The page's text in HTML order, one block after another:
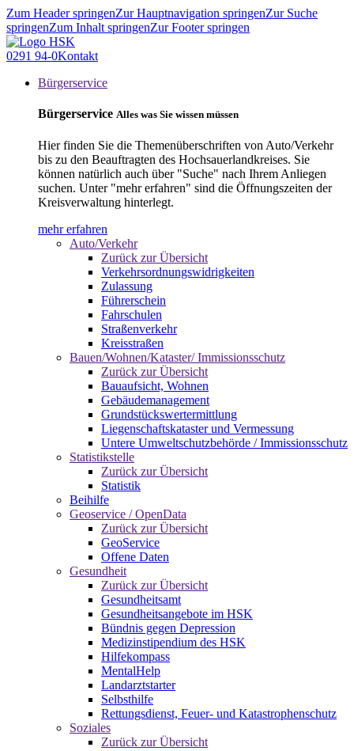
Zum Header springenZur Hauptnavigation springenZur Suche
springenZum Inhalt springenZur Footer springen
0291 94-0Kontakt
Bürgerservice
Bürgerservice Alles was Sie wissen müssen
Hier finden Sie die Themenüberschriften von Auto/Verkehr
bis zu den Beauftragten des Hochsauerlandkreises. Sie
können natürlich auch über "Suche" nach Ihrem Anliegen
suchen. Unter "mehr erfahren" sind die Öffnungszeiten der
Kreisverwaltung hinterlegt.
mehr erfahren
Auto/Verkehr
Zurück zur Übersicht
Verkehrsordnungswidrigkeiten
Zulassung
Führerschein
Fahrschulen
Straßenverkehr
Kreisstraßen
Bauen/Wohnen/Kataster/ Immissionsschutz
Zurück zur Übersicht
Bauaufsicht, Wohnen
Gebäudemanagement
Grundstückswertermittlung
Liegenschaftskataster und Vermessung
Untere Umweltschutzbehörde / Immissionsschutz
Statistikstelle
Zurück zur Übersicht
Statistik
Beihilfe
Geoservice / OpenData
Zurück zur Übersicht
GeoService
Offene Daten
Gesundheit
Zurück zur Übersicht
Gesundheitsamt
Gesundheitsangebote im HSK
Bündnis gegen Depression
Medizinstipendium des HSK
Hilfekompass
MentalHelp
Landarztstarter
Selbsthilfe
Rettungsdienst, Feuer- und Katastrophenschutz
Soziales
Zurück zur Übersicht